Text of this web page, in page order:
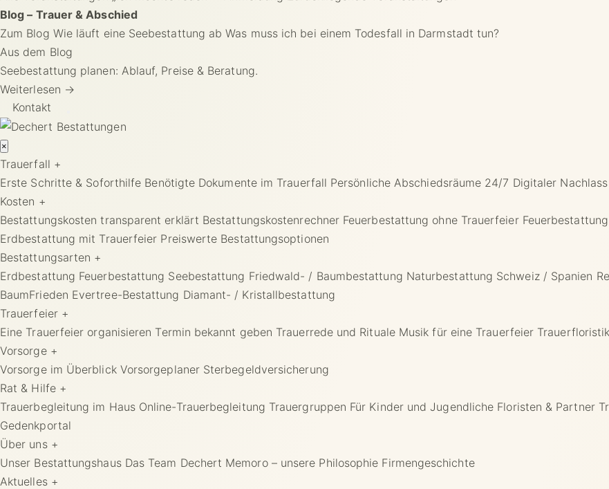
Blog – Trauer & Abschied
Zum Blog Wie läuft eine Seebestattung ab Was muss ich bei einem Todesfall in Darmstadt tun?
Aus dem Blog
Seebestattung planen: Ablauf, Preise & Beratung.
Weiterlesen →
Kontakt
×
Trauerfall +
Erste Schritte & Soforthilfe Benötigte Dokumente im Trauerfall Persönliche Abschiedsräume 24/7 Digitaler
Kosten +
Bestattungskosten transparent erklärt Bestattungskostenrechner Feuerbestattung ohne Trauerfeier
Erdbestattung mit Trauerfeier Preiswerte Bestattungsoptionen
Bestattungsarten +
Erdbestattung Feuerbestattung Seebestattung Friedwald- / Baumbestattung Naturbestattung Schweiz / Spanien
BaumFrieden Evertree-Bestattung Diamant- / Kristallbestattung
Trauerfeier +
Eine Trauerfeier organisieren Termin bekannt geben Trauerrede und Rituale Musik für eine Trauerfeier
Vorsorge +
Vorsorge im Überblick Vorsorgeplaner Sterbegeldversicherung
Rat & Hilfe +
Trauerbegleitung im Haus Online-Trauerbegleitung Trauergruppen Für Kinder und Jugendliche Floristen & Partner
Gedenkportal
Über uns +
Unser Bestattungshaus Das Team Dechert Memoro – unsere Philosophie Firmengeschichte
Aktuelles +